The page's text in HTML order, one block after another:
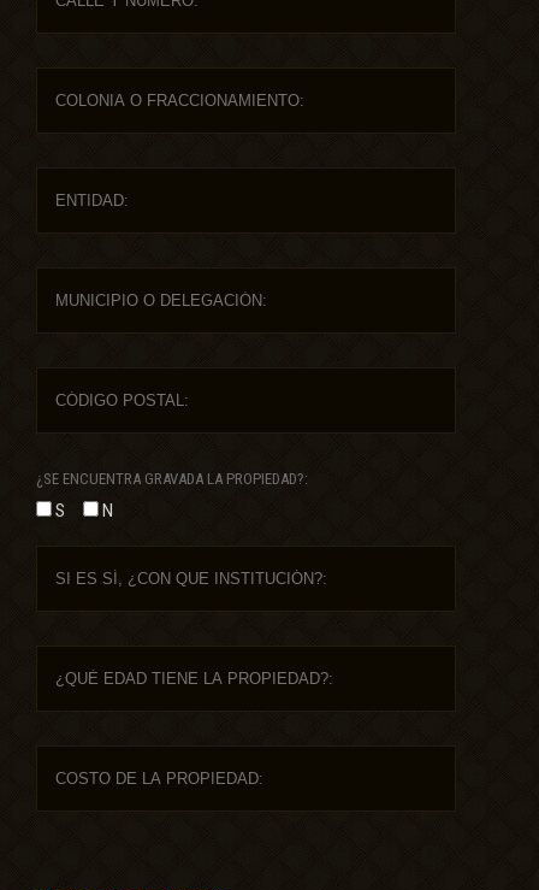
¿SE ENCUENTRA GRAVADA LA PROPIEDAD?:
S N